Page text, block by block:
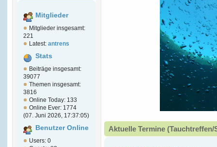
Mitglieder
Mitglieder insgesamt:
221
Latest: antrens
Stats
Beiträge insgesamt:
39077
Themen insgesamt:
3816
Online Today: 133
Online Ever: 1774
(07. Juni 2026, 17:37:05)
Benutzer Online
Users: 0
Aktuelle Termine